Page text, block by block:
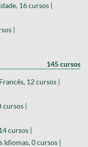
16 cursos |
|
145 cursos
Francês, 12 cursos |
cursos |
cursos |
Idiomas, 0 cursos |